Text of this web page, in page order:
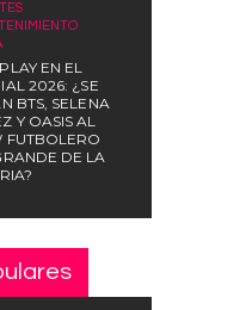
EN EL
2026: ¿SE
BTS, SELENA
Y OASIS AL
FUTBOLERO
DE LA